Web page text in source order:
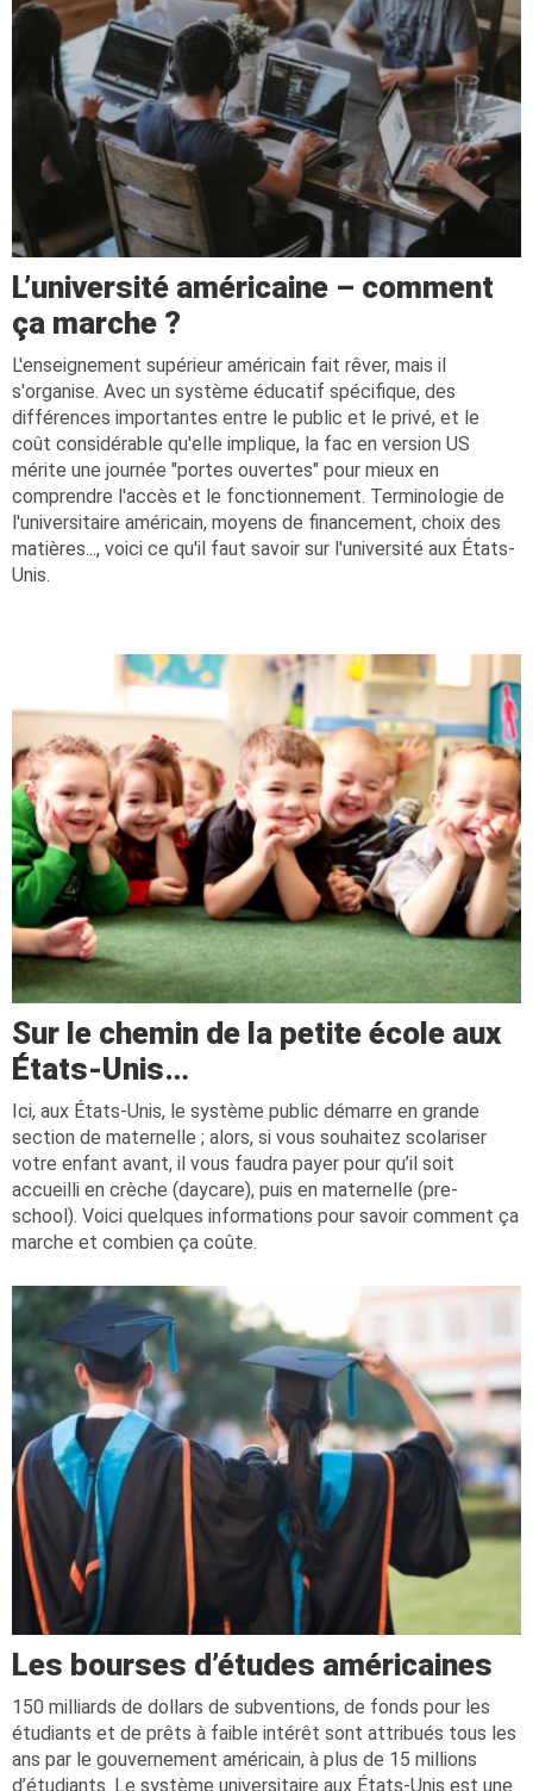
L’université américaine – comment
ça marche ?
L'enseignement supérieur américain fait rêver, mais il
s'organise. Avec un système éducatif spécifique, des
différences importantes entre le public et le privé, et le
coût considérable qu'elle implique, la fac en version US
mérite une journée "portes ouvertes" pour mieux en
comprendre l'accès et le fonctionnement. Terminologie de
l'universitaire américain, moyens de financement, choix des
matières..., voici ce qu'il faut savoir sur l'université aux États-
Unis.
Sur le chemin de la petite école aux
États-Unis…
Ici, aux États-Unis, le système public démarre en grande
section de maternelle ; alors, si vous souhaitez scolariser
votre enfant avant, il vous faudra payer pour qu’il soit
accueilli en crèche (daycare), puis en maternelle (pre-
school). Voici quelques informations pour savoir comment ça
marche et combien ça coûte.
Les bourses d’études américaines
150 milliards de dollars de subventions, de fonds pour les
étudiants et de prêts à faible intérêt sont attribués tous les
ans par le gouvernement américain, à plus de 15 millions
d’étudiants. Le système universitaire aux États-Unis est une